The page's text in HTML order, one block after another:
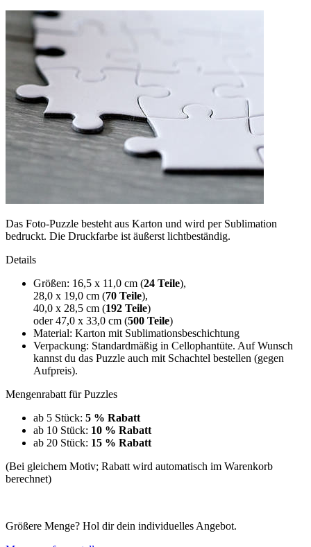
Das Foto-Puzzle besteht aus Karton und wird per Sublimation
bedruckt. Die Druckfarbe ist äußerst lichtbeständig.
Details
Größen: 16,5 x 11,0 cm (24 Teile),
28,0 x 19,0 cm (70 Teile),
40,0 x 28,5 cm (192 Teile)
oder 47,0 x 33,0 cm (500 Teile)
Material: Karton mit Sublimationsbeschichtung
Verpackung: Standardmäßig in Cellophantüte. Auf Wunsch
kannst du das Puzzle auch mit Schachtel bestellen (gegen
Aufpreis).
Mengenrabatt für Puzzles
ab 5 Stück: 5 % Rabatt
ab 10 Stück: 10 % Rabatt
ab 20 Stück: 15 % Rabatt
(Bei gleichem Motiv; Rabatt wird automatisch im Warenkorb
berechnet)
Größere Menge? Hol dir dein individuelles Angebot.